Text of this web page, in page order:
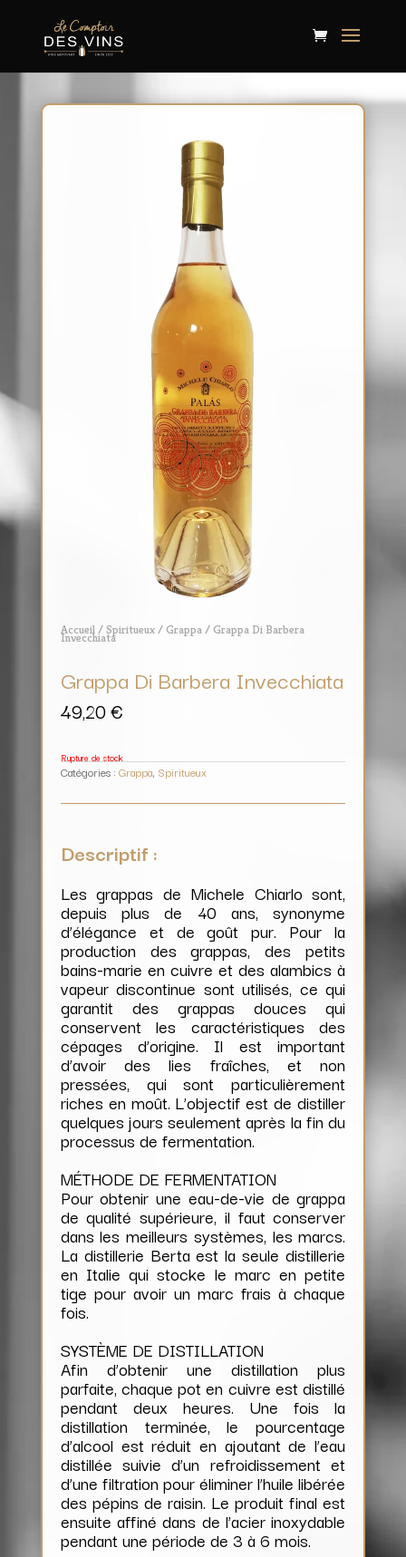
Accueil/Spiritueux/ Grappa/ Grappa Di Barbera
Invecchiata
Grappa Di Barbera Invecchiata
49,20€
Rupture de stock
Catégories : Grappa, Spiritueux
Descriptif :
Les grappas de Michele Chiarlo sont,
depuis plus de 40 ans, synonyme
d’élégance et de goût pur. Pour la
production des grappas, des petits
bains-marie en cuivre et des alambics à
vapeur discontinue sont utilisés, ce qui
garantit des grappas douces qui
conservent les caractéristiques des
cépages d’origine. Il est important
d’avoir des lies fraîches, et non
pressées, qui sont particulièrement
riches en moût. L’objectif est de distiller
quelques jours seulement après la fin du
processus de fermentation.
MÉTHODE DE FERMENTATION
Pour obtenir une eau-de-vie de grappa
de qualité supérieure, il faut conserver
dans les meilleurs systèmes, les marcs.
La distillerie Berta est la seule distillerie
en Italie qui stocke le marc en petite
tige pour avoir un marc frais à chaque
fois.
SYSTÈME DE DISTILLATION
Afin d’obtenir une distillation plus
parfaite, chaque pot en cuivre est distillé
pendant deux heures. Une fois la
distillation terminée, le pourcentage
d’alcool est réduit en ajoutant de l’eau
distillée suivie d’un refroidissement et
d’une filtration pour éliminer l’huile libérée
des pépins de raisin. Le produit final est
ensuite affiné dans de l’acier inoxydable
pendant une période de 3 à 6 mois.